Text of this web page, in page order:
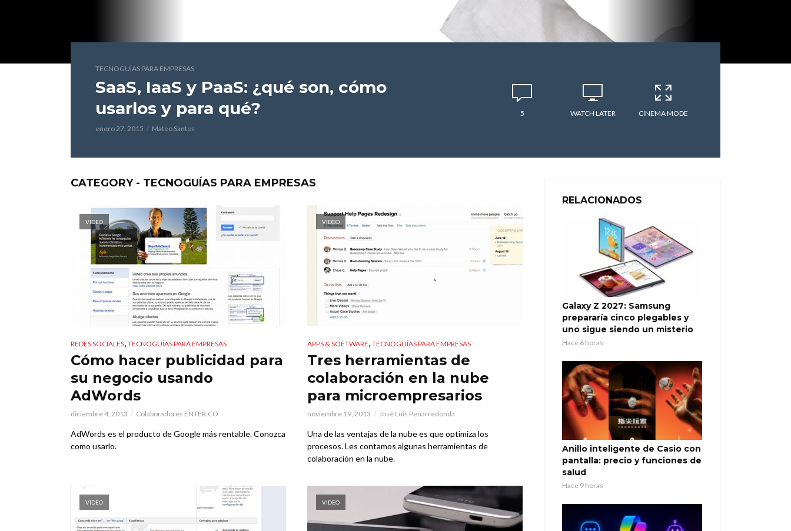
TECNOGUÍAS PARA EMPRESAS
SaaS, IaaS y PaaS: ¿qué son, cómo
usarlos y para qué?
enero 27, 2015 Mateo Santos
5 WATCH LATER CINEMA MODE
CATEGORY - TECNOGUÍAS PARA EMPRESAS
VIDEO
REDES SOCIALES, TECNOGUÍAS PARA EMPRESAS
Cómo hacer publicidad para
su negocio usando
AdWords
diciembre 4, 2013 Colaboradores ENTER.CO
AdWords es el producto de Google más rentable. Conozca
como usarlo.
VIDEO
APPS & SOFTWARE, TECNOGUÍAS PARA EMPRESAS
Tres herramientas de
colaboración en la nube
para microempresarios
noviembre 19, 2013 José Luis Peñarredonda
Una de las ventajas de la nube es que optimiza los
procesos. Les contamos algunas herramientas de
colaboración en la nube.
VIDEO VIDEO
RELACIONADOS
Galaxy Z 2027: Samsung
prepararía cinco plegables y
uno sigue siendo un misterio
Hace 6 horas
Anillo inteligente de Casio con
pantalla: precio y funciones de
salud
Hace 9 horas